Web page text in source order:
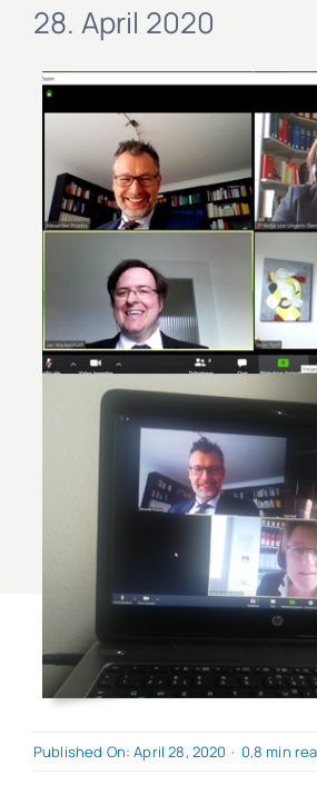
Kontakt und
28. April 2020
Published On: April 28, 2020 · 0,8 min